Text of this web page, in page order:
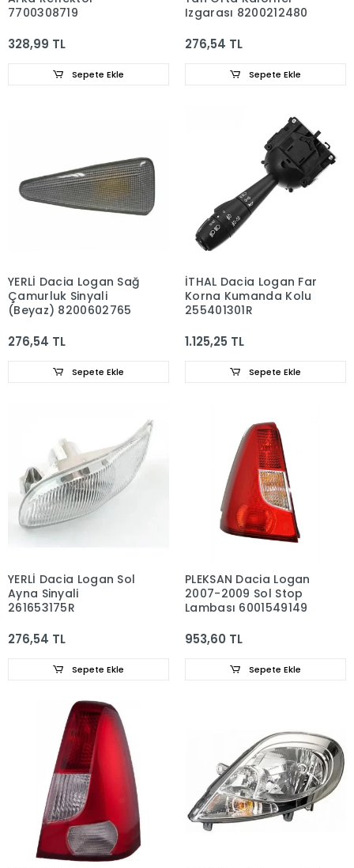
7700308719
328,99 TL
Sepete Ekle
Izgarası 8200212480
276,54 TL
Sepete Ekle
YERLİ Dacia Logan Sağ
Çamurluk Sinyali
(Beyaz) 8200602765
276,54 TL
Sepete Ekle
İTHAL Dacia Logan Far
Korna Kumanda Kolu
255401301R
1.125,25 TL
Sepete Ekle
YERLİ Dacia Logan Sol
Ayna Sinyali
261653175R
276,54 TL
Sepete Ekle
PLEKSAN Dacia Logan
2007-2009 Sol Stop
Lambası 6001549149
953,60 TL
Sepete Ekle